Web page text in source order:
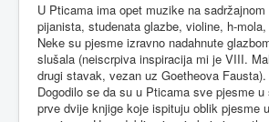
U Pticama ima opet muzike na
pijanista, studenata glazbe, violine, h-
Neke su pjesme izravno nadahnute
slušala (neiscrpiva inspiracija mi je VIII.
drugi stavak, vezan uz Goetheova Fausta).
Dogodilo se da su u Pticama sve pjesme
prve dvije knjige koje ispituju oblik pjesme